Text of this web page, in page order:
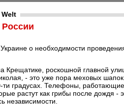
Welt
о необходимости
Крещатике, роскошной главной
- это уже пора меховых
градусах. Телефоны,
растут как грибы после дождя -
независимости.